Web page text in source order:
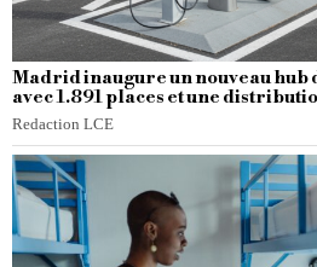
Madrid inaugure un nouveau hub
avec 1.891 places et une
Redaction LCE